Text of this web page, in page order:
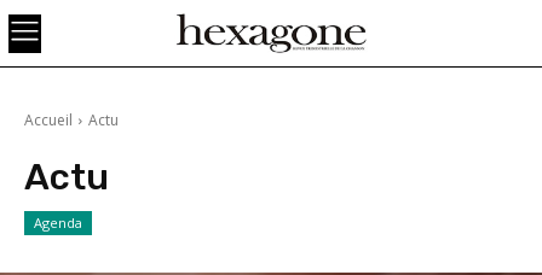
Accueil Actu
Actu
Agenda